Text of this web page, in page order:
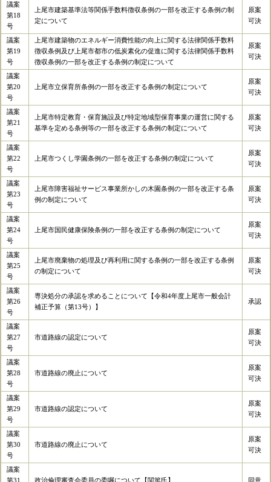
議案
第18
号
上尾市建築基準法等関係手数料徴収条例の一部を改正する条例の制
定について
原案
可決
議案
第19
号
上尾市建築物のエネルギー消費性能の向上に関する法律関係手数料
徴収条例及び上尾市都市の低炭素化の促進に関する法律関係手数料
徴収条例の一部を改正する条例の制定について
原案
可決
議案
第20
号
上尾市立保育所条例の一部を改正する条例の制定について
原案
可決
議案
第21
号
上尾市特定教育・保育施設及び特定地域型保育事業の運営に関する
基準を定める条例等の一部を改正する条例の制定について
原案
可決
議案
第22
号
上尾市つくし学園条例の一部を改正する条例の制定について
原案
可決
議案
第23
号
上尾市障害福祉サービス事業所かしの木園条例の一部を改正する条
例の制定について
原案
可決
議案
第24
号
上尾市国民健康保険条例の一部を改正する条例の制定について
原案
可決
議案
第25
号
上尾市廃棄物の処理及び再利用に関する条例の一部を改正する条例
の制定について
原案
可決
議案
第26
号
専決処分の承認を求めることについて【令和4年度上尾市一般会計
補正予算（第13号）】
承認
議案
第27
号
市道路線の認定について
原案
可決
議案
第28
号
市道路線の廃止について
原案
可決
議案
第29
号
市道路線の認定について
原案
可決
議案
第30
号
市道路線の廃止について
原案
可決
議案
第31
政治倫理審査会委員の委嘱について【関篤氏】 同意